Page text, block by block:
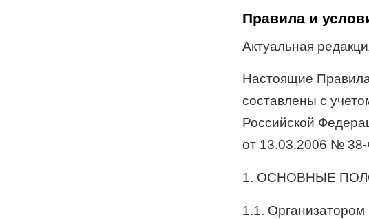
Правила и
Актуальная
Настоящие
составлены с
Российской
от 13.03.2006 №
1. ОСНОВНЫЕ
1.1.